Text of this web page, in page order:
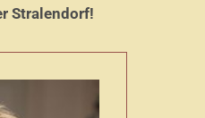
Stralendorf!